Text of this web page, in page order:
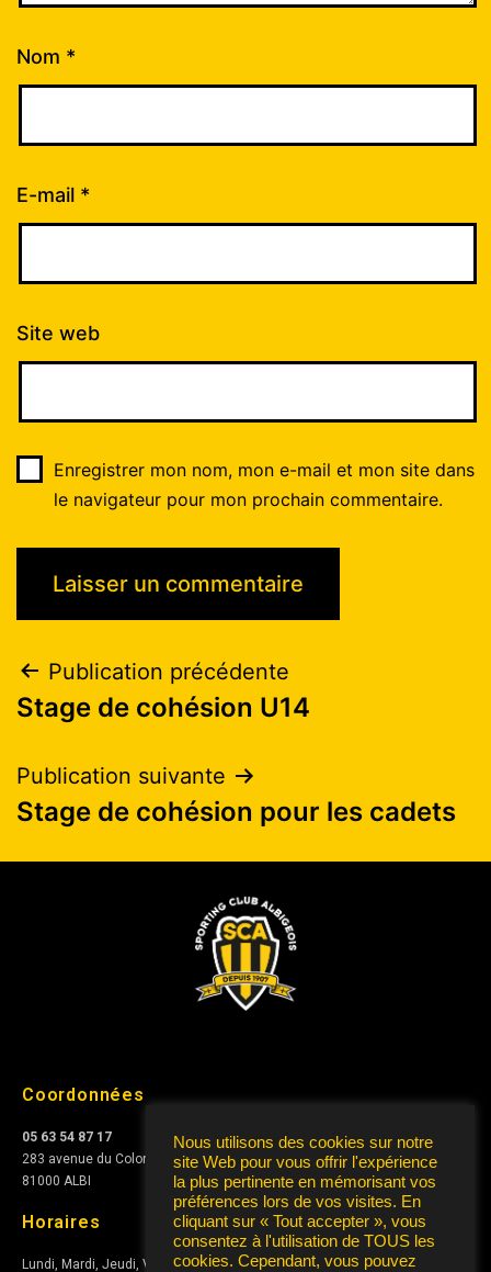
Nom *
E-mail *
Site web
Enregistrer mon nom, mon e-mail et mon site dans
le navigateur pour mon prochain commentaire.
Publication précédente
Stage de cohésion U14
Publication suivante
Stage de cohésion pour les cadets
Coordonnées
05 63 54 87 17
283 avenue du Colonel Teyssier
81000 ALBI
Horaires
Lundi, Mardi, Jeudi, Vendredi de10h à 12het de15h à 17h
Nous utilisons des cookies sur notre
site Web pour vous offrir l'expérience
la plus pertinente en mémorisant vos
préférences lors de vos visites. En
cliquant sur « Tout accepter », vous
consentez à l'utilisation de TOUS les
cookies. Cependant, vous pouvez